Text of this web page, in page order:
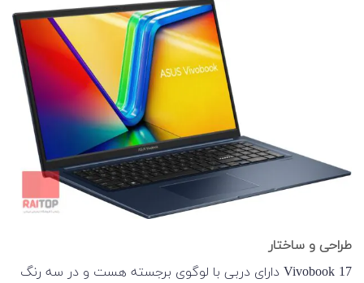
طراحی و ساختار
Vivobook 17 دارای دربی با لوگوی برجسته‌ هست و در سه رنگ